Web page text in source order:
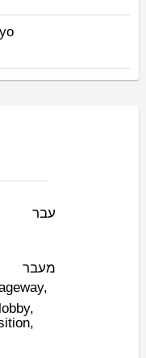
עבר
מעבר